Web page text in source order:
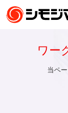
ワー
当ペ